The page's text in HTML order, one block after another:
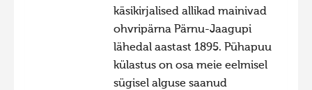
käsikirjalised allikad mainivad
ohvripärna Pärnu-Jaagupi
lähedal aastast 1895. Pühapuu
külastus on osa meie eelmisel
sügisel alguse saanud